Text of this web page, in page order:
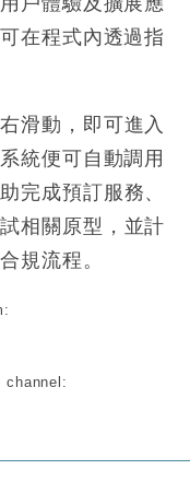
業擴張放慢兼縮減人
支援Anthropic租用
範圍 14類產品或加徵
制度 增鉑金卡級別鎖
月 珠寶鐘錶銷售升勢
在程式內透過指
滑動，即可進入
統便可自動調用
完成預訂服務、
相關原型，並計
規流程。
channel: